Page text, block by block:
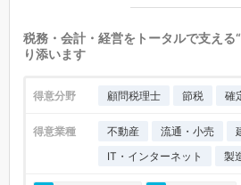
税務・会計・経営をトータルで支える
り添います
得意分野 顧問税理士 節税 確
得意業種 不動産 流通・小売
IT・インターネット
製